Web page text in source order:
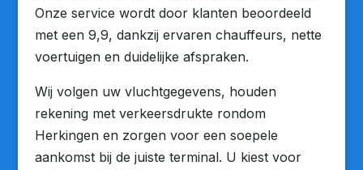
Onze service wordt door klanten beoordeeld
met een 9,9, dankzij ervaren chauffeurs, nette
voertuigen en duidelijke afspraken.
Wij volgen uw vluchtgegevens, houden
rekening met verkeersdrukte rondom
Herkingen en zorgen voor een soepele
aankomst bij de juiste terminal. U kiest voor